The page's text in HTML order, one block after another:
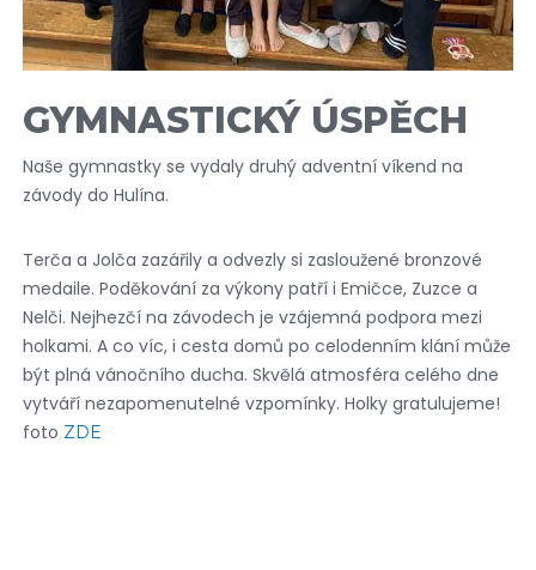
GYMNASTICKÝ ÚSPĚCH
Naše gymnastky se vydaly druhý adventní víkend na
závody do Hulína.
Terča a Jolča zazářily a odvezly si zasloužené bronzové
medaile. Poděkování za výkony patří i Emičce, Zuzce a
Nelči. Nejhezčí na závodech je vzájemná podpora mezi
holkami. A co víc, i cesta domů po celodenním klání může
být plná vánočního ducha. Skvělá atmosféra celého dne
vytváří nezapomenutelné vzpomínky. Holky gratulujeme!
foto ZDE